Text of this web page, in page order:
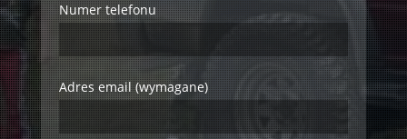
Numer telefonu
Adres email (wymagane)